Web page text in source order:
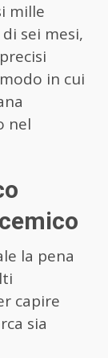
mille
sei mesi,
in cui
nel
la pena
capire
sia